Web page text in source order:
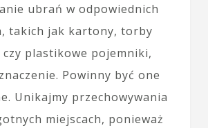
ubrań w odpowiednich
takich jak kartony, torby
czy plastikowe pojemniki,
Powinny być one
Unikajmy przechowywania
miejscach, ponieważ